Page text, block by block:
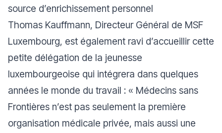
source d’enrichissement personnel
Thomas Kauffmann, Directeur Général de MSF
Luxembourg, est également ravi d’accueillir cette
petite délégation de la jeunesse
luxembourgeoise qui intégrera dans quelques
années le monde du travail : « Médecins sans
Frontières n’est pas seulement la première
organisation médicale privée, mais aussi une